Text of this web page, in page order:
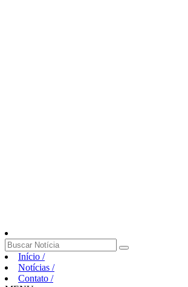
Início /
Notícias /
Contato /